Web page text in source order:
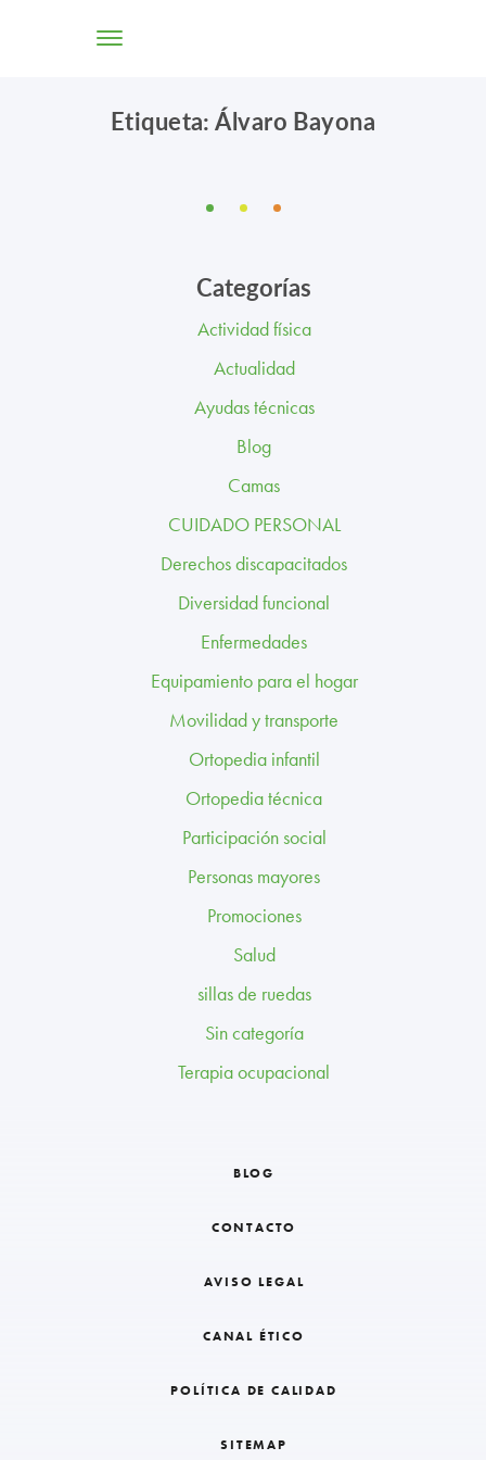
TIENDA ONLINE
CENTROS
PROFESIONALES
BLOG
CONTACTO
CANAL ÉTICO
Etiqueta: Álvaro Bayona
Categorías
Actividad física
Actualidad
Ayudas técnicas
Blog
Camas
CUIDADO PERSONAL
Derechos discapacitados
Diversidad funcional
Enfermedades
Equipamiento para el hogar
Movilidad y transporte
Ortopedia infantil
Ortopedia técnica
Participación social
Personas mayores
Promociones
Salud
sillas de ruedas
Sin categoría
Terapia ocupacional
BLOG
CONTACTO
AVISO LEGAL
CANAL ÉTICO
POLÍTICA DE CALIDAD
SITEMAP